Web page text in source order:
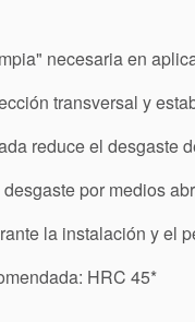
necesaria en
transversal y
reduce el desgaste
por medios
la instalación y el
HRC 45*